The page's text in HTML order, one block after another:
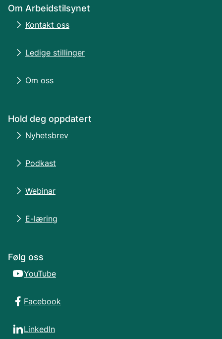
Om Arbeidstilsynet
Kontakt oss
Ledige stillinger
Om oss
Hold deg oppdatert
Nyhetsbrev
Podkast
Webinar
E-læring
Følg oss
YouTube
Facebook
LinkedIn